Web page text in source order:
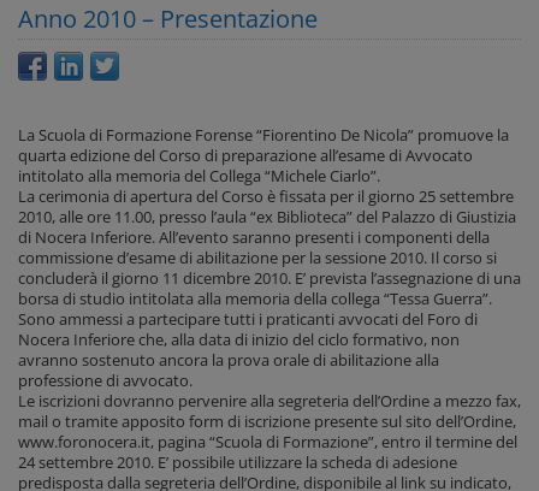
Anno 2010 – Presentazione
La Scuola di Formazione Forense “Fiorentino De Nicola” promuove la
quarta edizione del Corso di preparazione all’esame di Avvocato
intitolato alla memoria del Collega “Michele Ciarlo”.
La cerimonia di apertura del Corso è fissata per il giorno 25 settembre
2010, alle ore 11.00, presso l’aula “ex Biblioteca” del Palazzo di Giustizia
di Nocera Inferiore. All’evento saranno presenti i componenti della
commissione d’esame di abilitazione per la sessione 2010. Il corso si
concluderà il giorno 11 dicembre 2010. E’ prevista l’assegnazione di una
borsa di studio intitolata alla memoria della collega “Tessa Guerra”.
Sono ammessi a partecipare tutti i praticanti avvocati del Foro di
Nocera Inferiore che, alla data di inizio del ciclo formativo, non
avranno sostenuto ancora la prova orale di abilitazione alla
professione di avvocato.
Le iscrizioni dovranno pervenire alla segreteria dell’Ordine a mezzo fax,
mail o tramite apposito form di iscrizione presente sul sito dell’Ordine,
www.foronocera.it, pagina “Scuola di Formazione”, entro il termine del
24 settembre 2010. E’ possibile utilizzare la scheda di adesione
predisposta dalla segreteria dell’Ordine, disponibile al link su indicato,